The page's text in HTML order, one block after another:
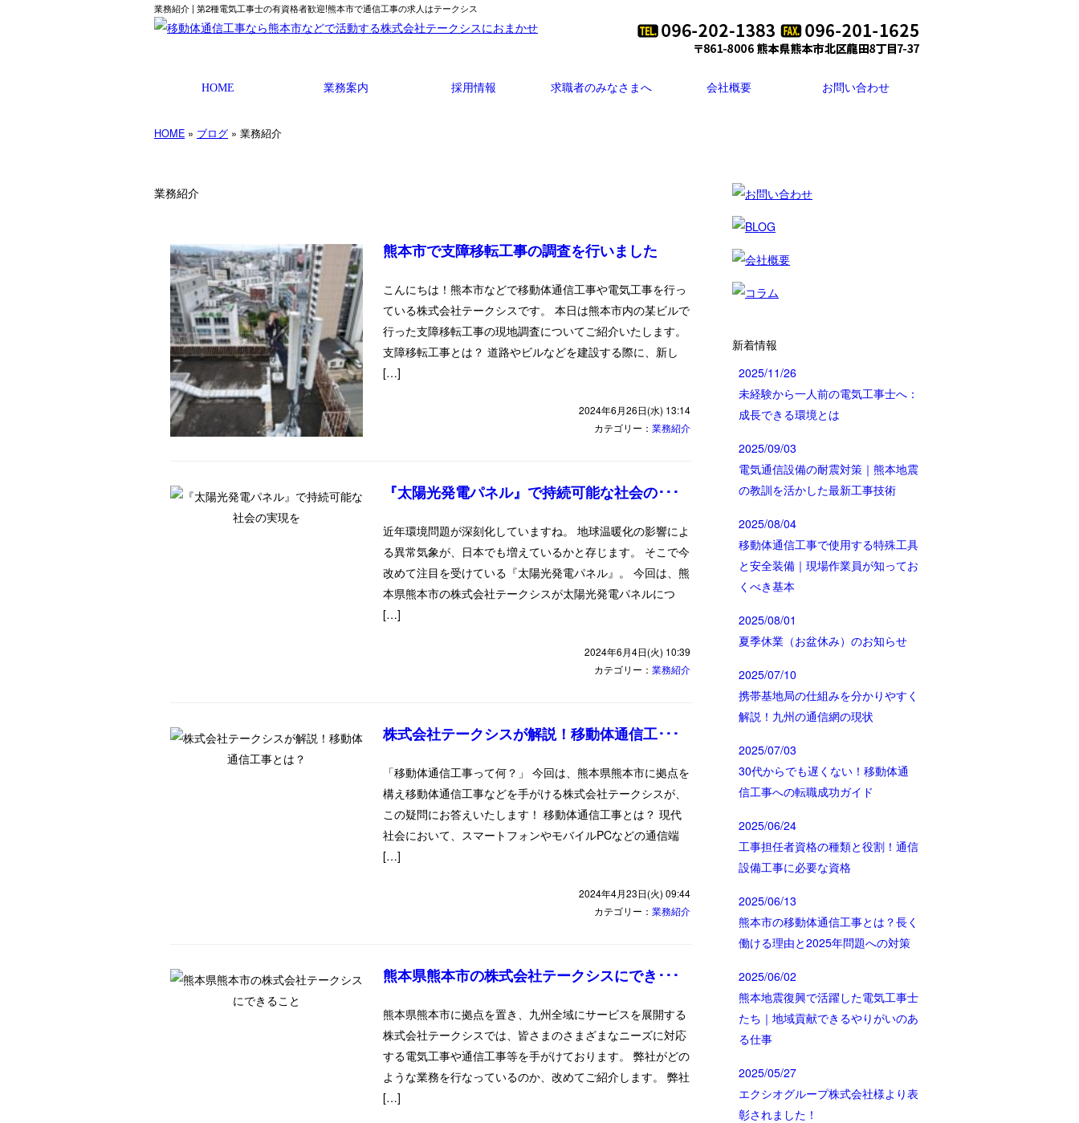
業務紹介 | 第2種電気工事士の有資格者歓迎!熊本市で通信工事の求人はテークシス
HOME 業務案内 採用情報 求職者のみなさまへ 会社概要 お問い合わせ
HOME » ブログ » 業務紹介
業務紹介
熊本市で支障移転工事の調査を行いました
こんにちは！熊本市などで移動体通信工事や電気工事を行っ
ている株式会社テークシスです。 本日は熊本市内の某ビルで
行った支障移転工事の現地調査についてご紹介いたします。
支障移転工事とは？ 道路やビルなどを建設する際に、新し
[…]
2024年6月26日(水) 13:14
カテゴリー： 業務紹介
『太陽光発電パネル』で持続可能な社会の･･･
近年環境問題が深刻化していますね。 地球温暖化の影響によ
る異常気象が、日本でも増えているかと存じます。 そこで今
改めて注目を受けている『太陽光発電パネル』。 今回は、熊
本県熊本市の株式会社テークシスが太陽光発電パネルにつ
[…]
2024年6月4日(火) 10:39
カテゴリー： 業務紹介
株式会社テークシスが解説！移動体通信工･･･
「移動体通信工事って何？」 今回は、熊本県熊本市に拠点を
構え移動体通信工事などを手がける株式会社テークシスが、
この疑問にお答えいたします！ 移動体通信工事とは？ 現代
社会において、スマートフォンやモバイルPCなどの通信端
[…]
2024年4月23日(火) 09:44
カテゴリー： 業務紹介
熊本県熊本市の株式会社テークシスにでき･･･
熊本県熊本市に拠点を置き、九州全域にサービスを展開する
株式会社テークシスでは、皆さまのさまざまなニーズに対応
する電気工事や通信工事等を手がけております。 弊社がどの
ような業務を行なっているのか、改めてご紹介します。 弊社
[…]
新着情報
2025/11/26
未経験から一人前の電気工事士へ：
成長できる環境とは
2025/09/03
電気通信設備の耐震対策｜熊本地震
の教訓を活かした最新工事技術
2025/08/04
移動体通信工事で使用する特殊工具
と安全装備｜現場作業員が知ってお
くべき基本
2025/08/01
夏季休業（お盆休み）のお知らせ
2025/07/10
携帯基地局の仕組みを分かりやすく
解説！九州の通信網の現状
2025/07/03
30代からでも遅くない！移動体通
信工事への転職成功ガイド
2025/06/24
工事担任者資格の種類と役割！通信
設備工事に必要な資格
2025/06/13
熊本市の移動体通信工事とは？長く
働ける理由と2025年問題への対策
2025/06/02
熊本地震復興で活躍した電気工事士
たち｜地域貢献できるやりがいのあ
る仕事
2025/05/27
エクシオグループ株式会社様より表
彰されました！